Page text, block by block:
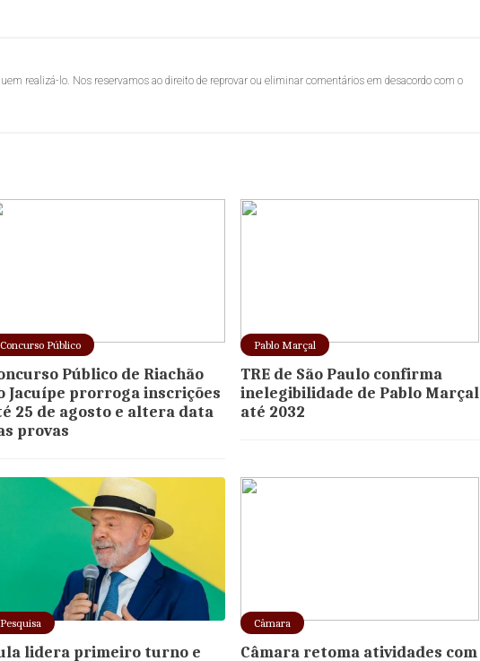
realizá-lo. Nos reservamos ao direito de reprovar ou eliminar comentários em desacordo com o
Concurso Público
Público de Riachão
Jacuípe prorroga inscrições
25 de agosto e altera data
provas
Pablo Marçal
TRE de São Paulo confirma
inelegibilidade de Pablo Marçal
até 2032
Pesquisa
lidera primeiro turno e
Câmara
Câmara retoma atividades com